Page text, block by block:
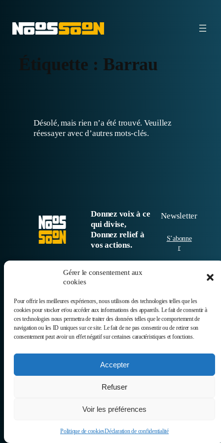
Gérer le consentement aux
cookies
Pour offrir les meilleures expériences, nous utilisons des technologies telles que les
cookies pour stocker et/ou accéder aux informations des appareils. Le fait de consentir à
ces technologies nous permettra de traiter des données telles que le comportement de
navigation ou les ID uniques sur ce site. Le fait de ne pas consentir ou de retirer son
consentement peut avoir un effet négatif sur certaines caractéristiques et fonctions.
Accepter
Refuser
Voir les préférences
Politique de cookiesDéclaration de confidentialité
contenu
Étiquette : Barrau
Désolé, mais rien n’a été trouvé. Veuillez
réessayer avec d’autres mots-clés.
Donnez voix à ce
qui divise,
Donnez relief à
vos actions.
Newsletter
S’abonne
r